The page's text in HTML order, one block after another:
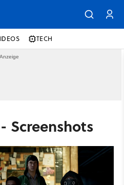
TECH
Screenshots